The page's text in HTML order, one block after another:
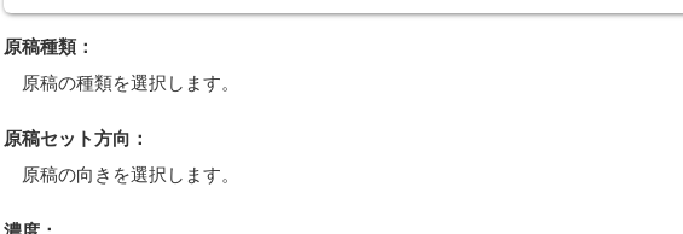
原稿種類 ：
原稿の種類を選択します。
原稿セット方向 ：
原稿の向きを選択します。